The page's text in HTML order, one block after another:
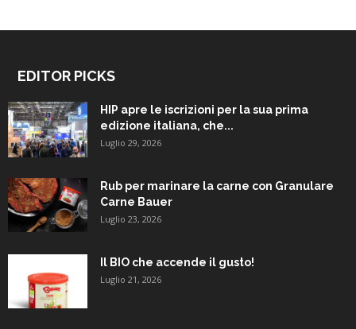
EDITOR PICKS
HIP apre le iscrizioni per la sua prima
edizione italiana, che...
Luglio 29, 2026
Rub per marinare la carne con Granulare
Carne Bauer
Luglio 23, 2026
Il BIO che accende il gusto!
Luglio 21, 2026